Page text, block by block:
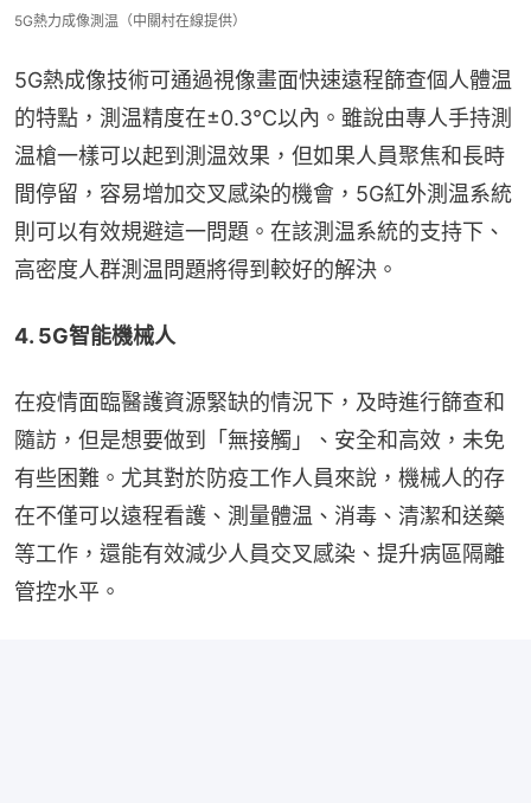
5G熱力成像測温（中關村在線提供）
5G熱成像技術可通過視像畫面快速遠程篩查個人體温
的特點，測温精度在±0.3℃以內。雖說由專人手持測
温槍一樣可以起到測温效果，但如果人員聚焦和長時
間停留，容易增加交叉感染的機會，5G紅外測温系統
則可以有效規避這一問題。在該測温系統的支持下、
高密度人群測温問題將得到較好的解決。
4. 5G智能機械人
在疫情面臨醫護資源緊缺的情況下，及時進行篩查和
隨訪，但是想要做到「無接觸」、安全和高效，未免
有些困難。尤其對於防疫工作人員來說，機械人的存
在不僅可以遠程看護、測量體温、消毒、清潔和送藥
等工作，還能有效減少人員交叉感染、提升病區隔離
管控水平。